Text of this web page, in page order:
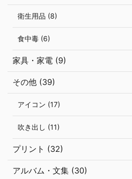
衛生用品 (8)
食中毒 (6)
家具・家電 (9)
その他 (39)
アイコン (17)
吹き出し (11)
プリント (32)
アルバム・文集 (30)